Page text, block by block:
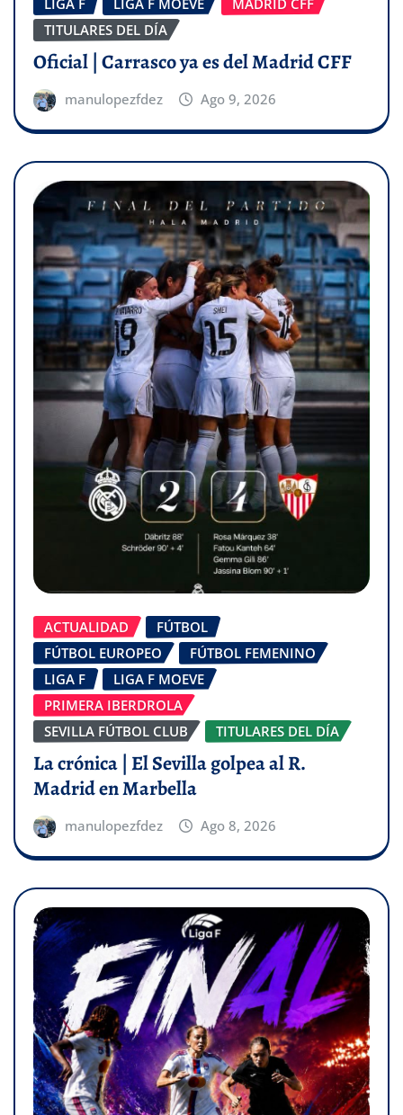
TITULARES DEL DÍA
Oficial | Carrasco ya es del Madrid CFF
manulopezfdez Ago 9, 2026
ACTUALIDAD
FÚTBOL
FÚTBOL EUROPEO
FÚTBOL FEMENINO
LIGA F
LIGA F MOEVE
PRIMERA IBERDROLA
SEVILLA FÚTBOL CLUB
TITULARES DEL DÍA
La crónica | El Sevilla golpea al R.
Madrid en Marbella
manulopezfdez Ago 8, 2026